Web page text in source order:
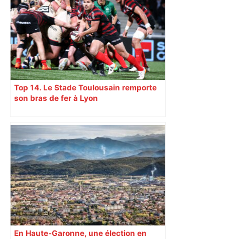
Décryptage. Série (4 / 10)
Top 14. Le Stade Toulousain remporte
son bras de fer à Lyon
En Haute-Garonne, une élection en